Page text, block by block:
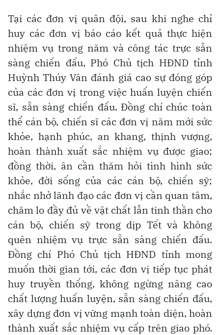
Tại các đơn vị quân đội, sau khi nghe chỉ
huy các đơn vị báo cáo kết quả thực hiện
nhiệm vụ trong năm và công tác trực sẵn
sàng chiến đấu, Phó Chủ tịch HĐND tỉnh
Huỳnh Thúy Vân đánh giá cao sự đóng góp
của các đơn vị trong việc huấn luyện chiến
sĩ, sẵn sàng chiến đấu. Đồng chí chúc toàn
thể cán bộ, chiến sĩ các đơn vị năm mới sức
khỏe, hạnh phúc, an khang, thịnh vượng,
hoàn thành xuất sắc nhiệm vụ được giao;
đồng thời, ân cần thăm hỏi tình hình sức
khỏe, đời sống của các cán bộ, chiến sỹ;
nhắc nhở lãnh đạo các đơn vị cần quan tâm,
chăm lo đầy đủ về vật chất lẫn tinh thần cho
cán bộ, chiến sỹ trong dịp Tết và không
quên nhiệm vụ trực sẵn sàng chiến đấu.
Đồng chí Phó Chủ tịch HĐND tỉnh mong
muốn thời gian tới, các đơn vị tiếp tục phát
huy truyền thống, không ngừng nâng cao
chất lượng huấn luyện, sẵn sàng chiến đấu,
xây dựng đơn vị vững mạnh toàn diện, hoàn
thành xuất sắc nhiệm vụ cấp trên giao phó.